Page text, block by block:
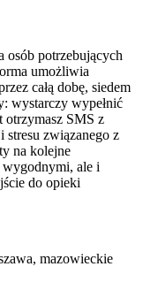
osób potrzebujących
umożliwia
całą dobę, siedem
wystarczy wypełnić
otrzymasz SMS z
stresu związanego z
na kolejne
wygodnymi, ale i
do opieki
, mazowieckie